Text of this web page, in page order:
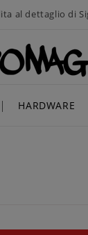
al dettaglio di
HARDWARE